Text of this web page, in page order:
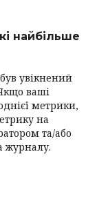
найбільше
увікнений
ваші
метрики,
на
та/або
журналу.